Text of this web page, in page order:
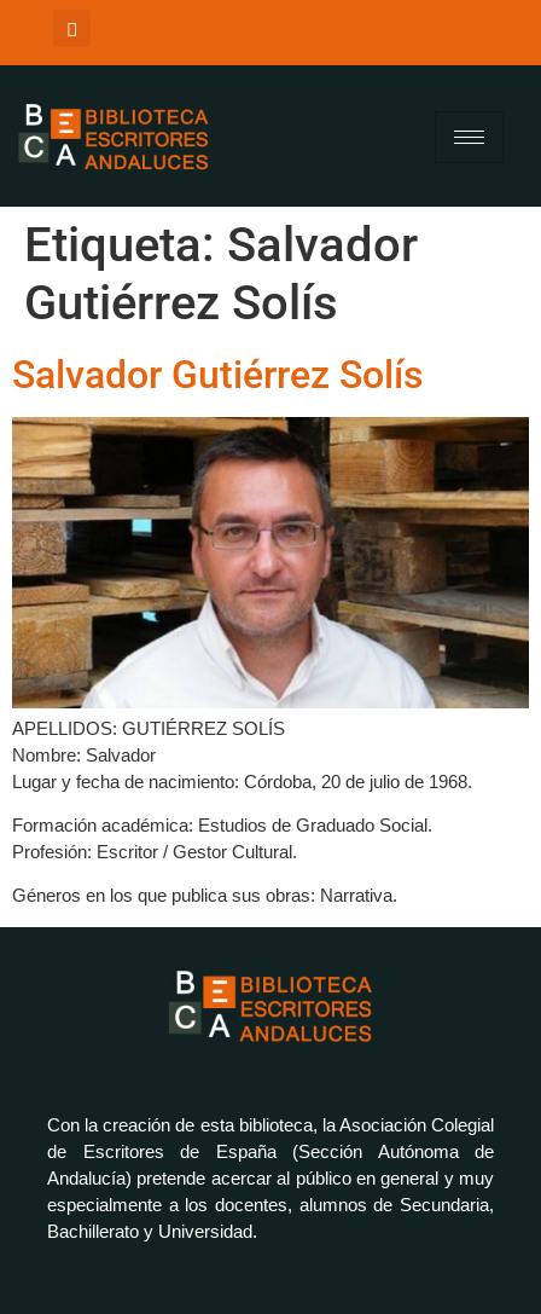
Etiqueta: Salvador
Gutiérrez Solís
Salvador Gutiérrez Solís
APELLIDOS: GUTIÉRREZ SOLÍS
Nombre: Salvador
Lugar y fecha de nacimiento: Córdoba, 20 de julio de 1968.
Formación académica: Estudios de Graduado Social.
Profesión: Escritor / Gestor Cultural.
Géneros en los que publica sus obras: Narrativa.
Con la creación de esta biblioteca, la Asociación Colegial
de Escritores de España (Sección Autónoma de
Andalucía) pretende acercar al público en general y muy
especialmente a los docentes, alumnos de Secundaria,
Bachillerato y Universidad.